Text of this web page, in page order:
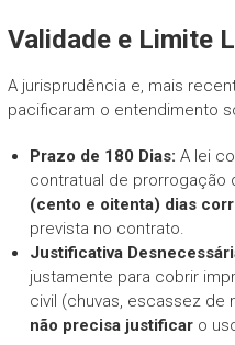
Validade e Limite
A jurisprudência e, mais
pacificaram o entendimento
Prazo de 180 Dias: A lei
contratual de prorrogação
(cento e oitenta) dias
prevista no contrato.
Justificativa
justamente para cobrir
civil (chuvas, escassez de
não precisa justificaro